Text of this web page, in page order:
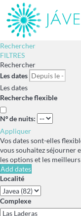
Rechercher
FILTRES
Rechercher
Les dates
Les dates
Recherche flexible
Nº de nuits:
Appliquer
Vos dates sont-elles
vous souhaitez séjourner
les options et les
Add dates
Localité
Complexe